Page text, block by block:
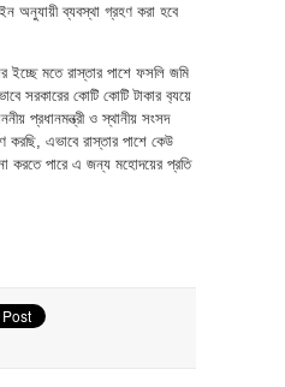
অনুযায়ী ব্যবস্থা গ্রহণ করা হবে
ইচ্ছে মতে রাস্তার পাশে ফসলি জমি
সরকারের কোটি কোটি টাকার ব‍্যয়ে
প্রধানমন্ত্রী ও স্থানীয় সংসদ
করছি, এভাবে রাস্তার পাশে কেউ
করতে পারে এ জন্য মহোদয়ের প্রতি